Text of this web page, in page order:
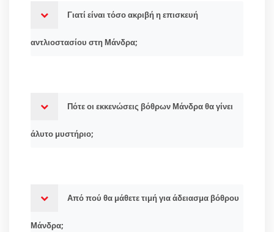
Γιατί είναι τόσο ακριβή η επισκευή
αντλιοστασίου στη Μάνδρα;
Πότε οι εκκενώσεις βόθρων Μάνδρα θα γίνει
άλυτο μυστήριο;
Από πού θα μάθετε τιμή για άδειασμα βόθρου
Μάνδρα;